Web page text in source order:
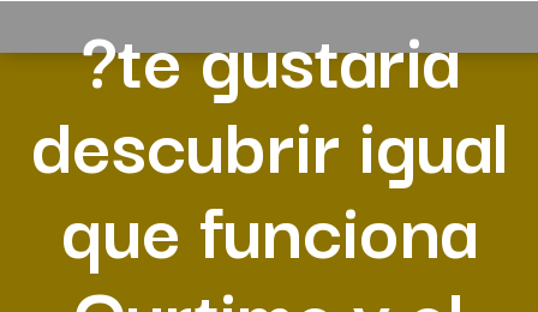
?te gustaria
descubrir igual
que funciona